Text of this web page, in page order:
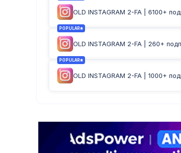
OLD INSTAGRAM 2-FA | 6100+
POPULAR
OLD INSTAGRAM 2-FA | 260+
POPULAR
OLD INSTAGRAM 2-FA | 1000+